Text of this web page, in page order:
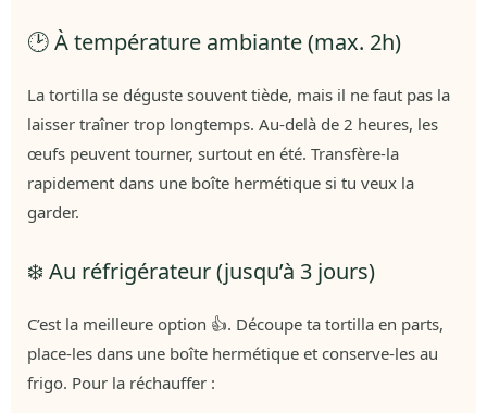
🕑 À température ambiante (max. 2h)
La tortilla se déguste souvent tiède, mais il ne faut pas la
laisser traîner trop longtemps. Au-delà de 2 heures, les
œufs peuvent tourner, surtout en été. Transfère-la
rapidement dans une boîte hermétique si tu veux la
garder.
❄️ Au réfrigérateur (jusqu’à 3 jours)
C’est la meilleure option 👍. Découpe ta tortilla en parts,
place-les dans une boîte hermétique et conserve-les au
frigo. Pour la réchauffer :